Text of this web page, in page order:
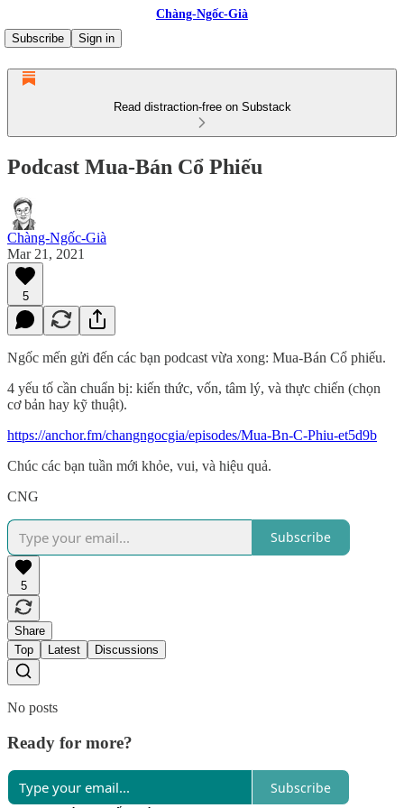
Chàng-Ngốc-Già
Subscribe
Sign in
Read distraction-free on Substack
Podcast Mua-Bán Cổ Phiếu
Chàng-Ngốc-Già
Mar 21, 2021
5
Ngốc mến gửi đến các bạn podcast vừa xong: Mua-Bán Cổ phiếu.
4 yếu tố cần chuẩn bị: kiến thức, vốn, tâm lý, và thực chiến (chọn
cơ bản hay kỹ thuật).
https://anchor.fm/changngocgia/episodes/Mua-Bn-C-Phiu-et5d9b
Chúc các bạn tuần mới khỏe, vui, và hiệu quả.
CNG
Subscribe
5
Share
Top
Latest Discussions
No posts
Ready for more?
Subscribe